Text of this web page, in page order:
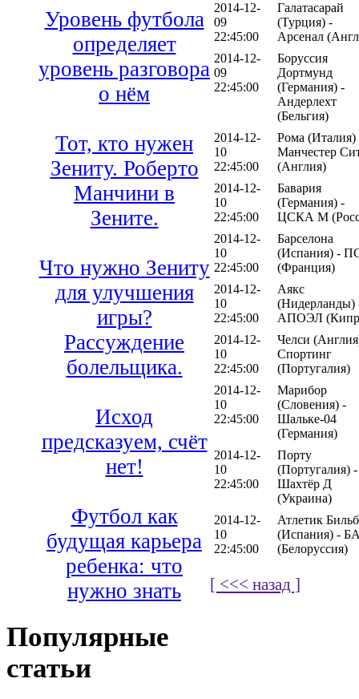
Уровень футбола
определяет
уровень разговора
о нём
Тот, кто нужен
Зениту. Роберто
Манчини в
Зените.
Что нужно Зениту
для улучшения
игры?
Рассуждение
болельщика.
Исход
предсказуем, счёт
нет!
Футбол как
будущая карьера
ребенка: что
нужно знать
Популярные
статьи
2014-12-
09
22:45:00
Галатасарай
(Турция) -
Арсенал
2014-12-
09
22:45:00
Боруссия
Дортмунд
(Германия) -
Андерлехт
(Бельгия)
2014-12-
10
22:45:00
Рома (Италия)
Манчестер
(Англия)
2014-12-
10
22:45:00
Бавария
(Германия) -
ЦСКА М
2014-12-
10
22:45:00
Барселона
(Испания) -
(Франция)
2014-12-
10
22:45:00
Аякс
(Нидерланды)
АПОЭЛ
2014-12-
10
22:45:00
Челси
Спортинг
(Португалия)
2014-12-
10
22:45:00
Марибор
(Словения) -
Шальке-04
(Германия)
2014-12-
10
22:45:00
Порту
(Португалия) -
Шахтёр Д
(Украина)
2014-12-
10
22:45:00
Атлетик
(Испания) -
(Белоруссия)
[ <<< назад ]